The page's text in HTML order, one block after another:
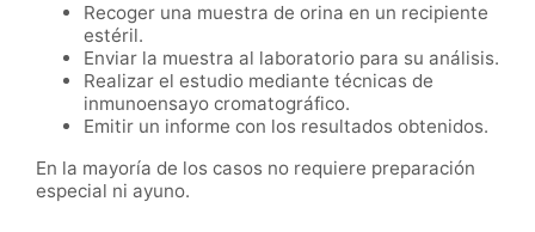
Recoger una muestra de orina en un recipiente
estéril.
Enviar la muestra al laboratorio para su análisis.
Realizar el estudio mediante técnicas de
inmunoensayo cromatográfico.
Emitir un informe con los resultados obtenidos.
En la mayoría de los casos no requiere preparación
especial ni ayuno.